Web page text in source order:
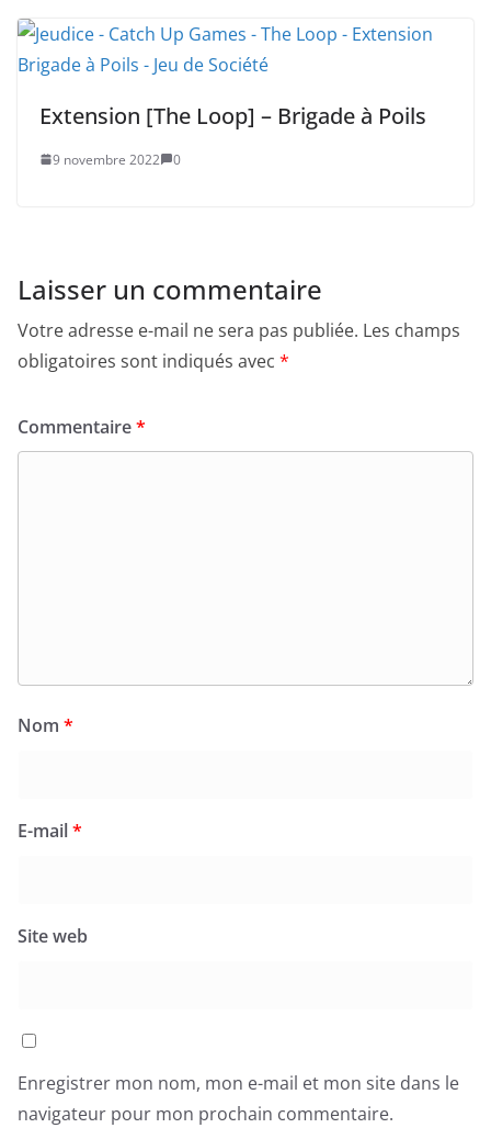
Extension [The Loop] – Brigade à Poils
9 novembre 2022 0
Laisser un commentaire
Votre adresse e-mail ne sera pas publiée. Les champs
obligatoires sont indiqués avec *
Commentaire*
Nom *
E-mail*
Site web
Enregistrer mon nom, mon e-mail et mon site dans le
navigateur pour mon prochain commentaire.